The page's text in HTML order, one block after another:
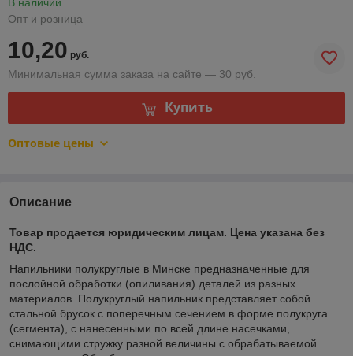
Опт и розница
10,20 руб.
Минимальная сумма заказа на сайте — 30 руб.
Купить
Оптовые цены
Описание
Товар продается юридическим лицам. Цена указана без
НДС.
Напильники полукруглые в Минске предназначенные для
послойной обработки (опиливания) деталей из разных
материалов. Полукруглый напильник представляет собой
стальной брусок с поперечным сечением в форме полукруга
(сегмента), с нанесенными по всей длине насечками,
снимающими стружку разной величины с обрабатываемой